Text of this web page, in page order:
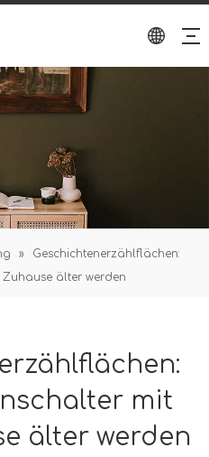
»
Geschichtenerzählflächen:
älter werden
mit
älter werden